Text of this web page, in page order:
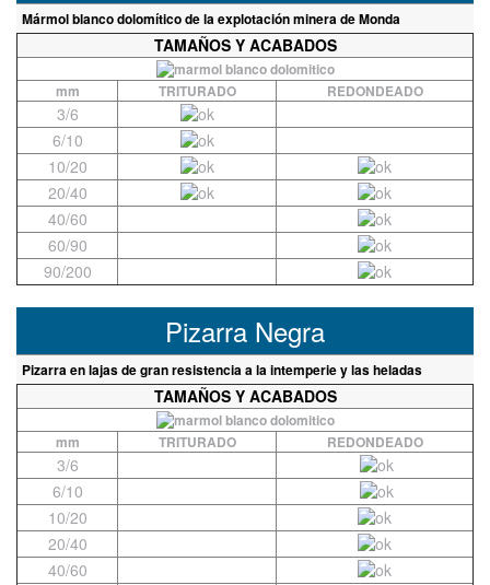
Mármol blanco dolomítico de la explotación minera de Monda
TAMAÑOS Y ACABADOS
mm TRITURADO REDONDEADO
3/6
6/10
10/20
20/40
40/60
60/90
90/200
Pizarra Negra
Pizarra en lajas de gran resistencia a la intemperie y las heladas
TAMAÑOS Y ACABADOS
mm TRITURADO REDONDEADO
3/6
6/10
10/20
20/40
40/60